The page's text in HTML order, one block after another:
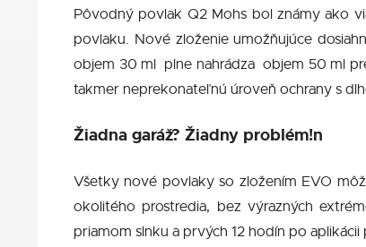
Pôvodný povlak Q2 Mohs bol známy ako
povlaku. Nové zloženie umožňujúce
objem 30 ml plne nahrádza objem 50 ml
takmer neprekonateľnú úroveň ochrany s
Žiadna garáž? Žiadny problém!n
Všetky nové povlaky so zložením EVO
okolitého prostredia, bez výrazných
priamom slnku a prvých 12 hodín po